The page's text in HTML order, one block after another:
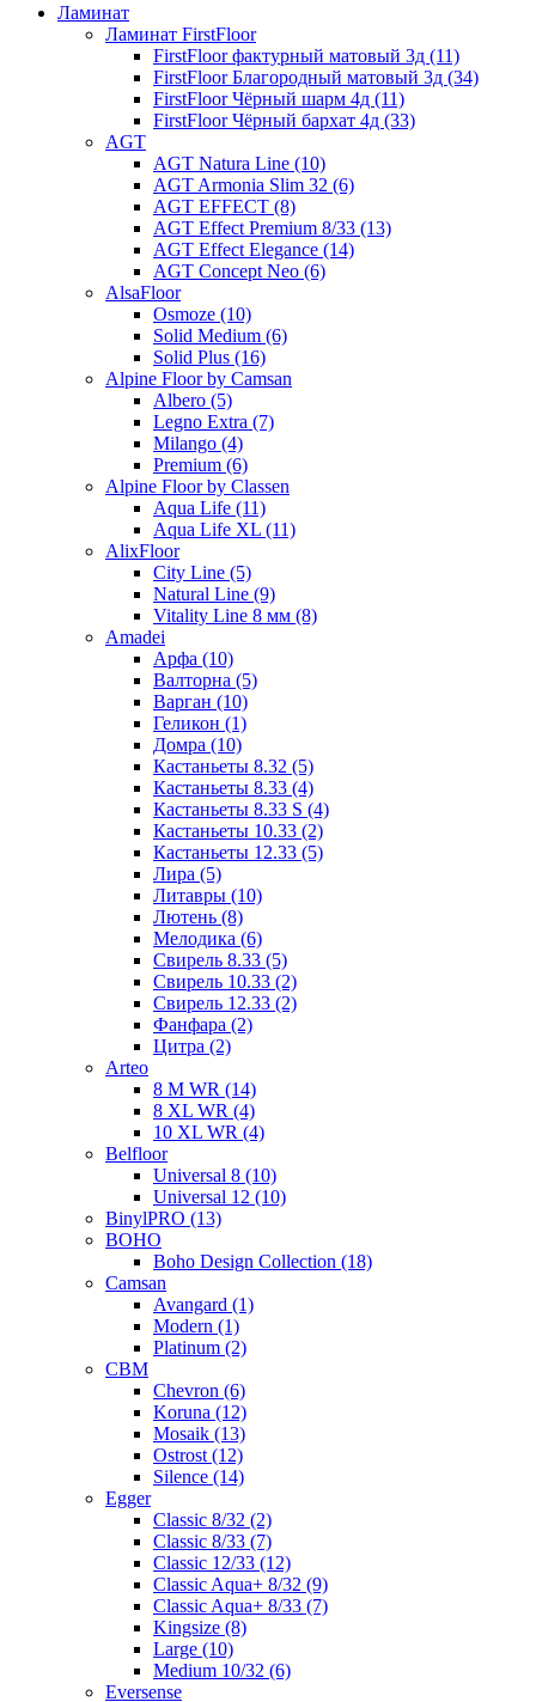
Ламинат
Ламинат FirstFloor
FirstFloor фактурный матовый 3д (11)
FirstFloor Благородный матовый 3д (34)
FirstFloor Чёрный шарм 4д (11)
FirstFloor Чёрный бархат 4д (33)
AGT
AGT Natura Line (10)
AGT Armonia Slim 32 (6)
AGT EFFECT (8)
AGT Effect Premium 8/33 (13)
AGT Effect Elegance (14)
AGT Concept Neo (6)
AlsaFloor
Osmoze (10)
Solid Medium (6)
Solid Plus (16)
Alpine Floor by Camsan
Albero (5)
Legno Extra (7)
Milango (4)
Premium (6)
Alpine Floor by Classen
Aqua Life (11)
Aqua Life XL (11)
AlixFloor
City Line (5)
Natural Line (9)
Vitality Line 8 мм (8)
Amadei
Арфа (10)
Валторна (5)
Варган (10)
Геликон (1)
Домра (10)
Кастаньеты 8.32 (5)
Кастаньеты 8.33 (4)
Кастаньеты 8.33 S (4)
Кастаньеты 10.33 (2)
Кастаньеты 12.33 (5)
Лира (5)
Литавры (10)
Лютень (8)
Мелодика (6)
Свирель 8.33 (5)
Свирель 10.33 (2)
Свирель 12.33 (2)
Фанфара (2)
Цитра (2)
Arteo
8 M WR (14)
8 XL WR (4)
10 XL WR (4)
Belfloor
Universal 8 (10)
Universal 12 (10)
BinylPRO (13)
BOHO
Boho Design Collection (18)
Camsan
Avangard (1)
Modern (1)
Platinum (2)
CBM
Chevron (6)
Koruna (12)
Mosaik (13)
Ostrost (12)
Silence (14)
Egger
Classic 8/32 (2)
Classic 8/33 (7)
Classic 12/33 (12)
Classic Aqua+ 8/32 (9)
Classic Aqua+ 8/33 (7)
Kingsize (8)
Large (10)
Medium 10/32 (6)
Eversense